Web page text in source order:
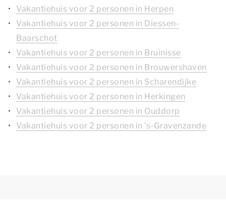
Vakantiehuis voor 2 personen in Herpen
Vakantiehuis voor 2 personen in Diessen-
Baarschot
Vakantiehuis voor 2 personen in Bruinisse
Vakantiehuis voor 2 personen in Brouwershaven
Vakantiehuis voor 2 personen in Scharendijke
Vakantiehuis voor 2 personen in Herkingen
Vakantiehuis voor 2 personen in Ouddorp
Vakantiehuis voor 2 personen in 's-Gravenzande